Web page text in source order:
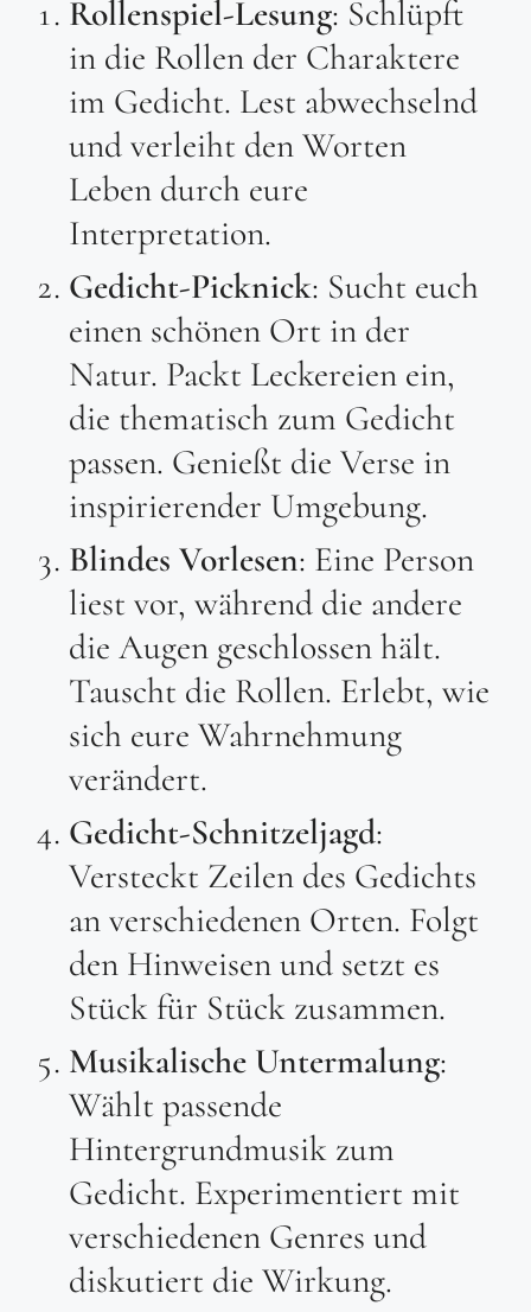
Rollenspiel-Lesung: Schlüpft
in die Rollen der Charaktere
im Gedicht. Lest abwechselnd
und verleiht den Worten
Leben durch eure
Interpretation.
Gedicht-Picknick: Sucht euch
einen schönen Ort in der
Natur. Packt Leckereien ein,
die thematisch zum Gedicht
passen. Genießt die Verse in
inspirierender Umgebung.
Blindes Vorlesen: Eine Person
liest vor, während die andere
die Augen geschlossen hält.
Tauscht die Rollen. Erlebt, wie
sich eure Wahrnehmung
verändert.
Gedicht-Schnitzeljagd:
Versteckt Zeilen des Gedichts
an verschiedenen Orten. Folgt
den Hinweisen und setzt es
Stück für Stück zusammen.
Musikalische Untermalung:
Wählt passende
Hintergrundmusik zum
Gedicht. Experimentiert mit
verschiedenen Genres und
diskutiert die Wirkung.